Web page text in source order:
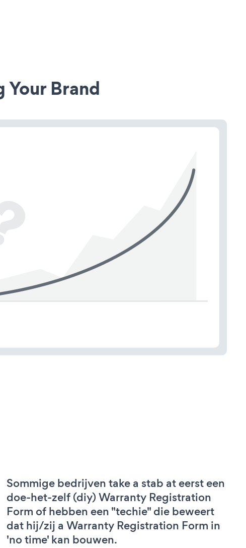
Your Brand
Sommige bedrijven take a stab at eerst een
doe-het-zelf (diy) Warranty Registration
Form of hebben een "techie" die beweert
dat hij/zij a Warranty Registration Form in
'no time' kan bouwen.